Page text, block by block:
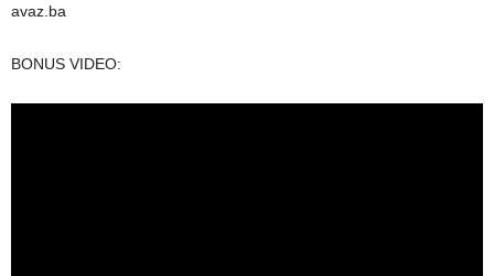
avaz.ba
BONUS VIDEO: